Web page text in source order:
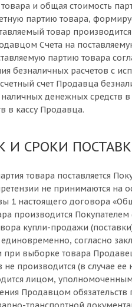
и общая стоимость
партию товара,
товар
Счета на
партию товара
безналичных расчетов с
счет Продавца
денежных средств
в кассу Продавца.
И СРОКИ
товара поставляется
не принимаются на
1 настоящего договора
производится
купли-продажи
согласно
при выборке товара
производится (в случае
лицом,
Продавцом обязательств